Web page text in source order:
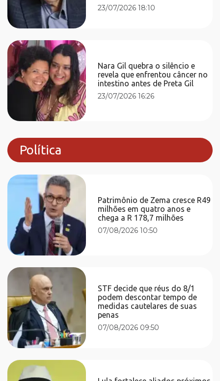
23/07/2026 18:10
Nara Gil quebra o silêncio e
revela que enfrentou câncer no
intestino antes de Preta Gil
23/07/2026 16:26
Política
Patrimônio de Zema cresce R49
milhões em quatro anos e
chega a R 178,7 milhões
07/08/2026 10:50
STF decide que réus do 8/1
podem descontar tempo de
medidas cautelares de suas
penas
07/08/2026 09:50